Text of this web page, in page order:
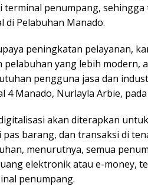
penumpang,
di Pelabuhan Manado.
peningkatan pelayanan,
yang lebih modern,
pengguna jasa dan
4 Manado, Nurlayla Arbie,
akan diterapkan
barang, dan transaksi di
menurutnya, semua
elektronik atau e-money,
penumpang.